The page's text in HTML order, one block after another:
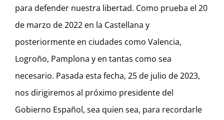
para defender nuestra libertad. Como prueba el 20
de marzo de 2022 en la Castellana y
posteriormente en ciudades como Valencia,
Logroño, Pamplona y en tantas como sea
necesario. Pasada esta fecha, 25 de julio de 2023,
nos dirigiremos al próximo presidente del
Gobierno Español, sea quien sea, para recordarle